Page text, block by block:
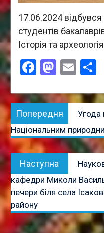
17.06.2024
студентів
Історія та
Facebook
Навігація
записів
Попередня
Угода
Національним
Наступна
кафедри Миколи
печери біля села
району